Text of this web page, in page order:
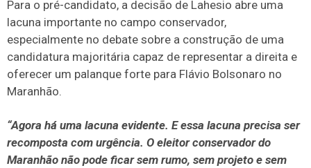
Para o pré-candidato, a decisão de Lahesio abre uma
lacuna importante no campo conservador,
especialmente no debate sobre a construção de uma
candidatura majoritária capaz de representar a direita e
oferecer um palanque forte para Flávio Bolsonaro no
Maranhão.
“Agora há uma lacuna evidente. E essa lacuna precisa ser
recomposta com urgência. O eleitor conservador do
Maranhão não pode ficar sem rumo, sem projeto e sem